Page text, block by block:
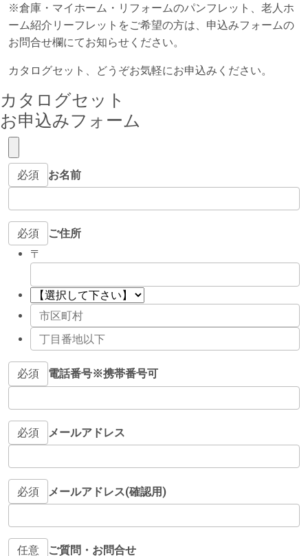
※倉庫・マイホーム・リフォームのパンフレット、老人ホ
ーム紹介リーフレットをご希望の方は、申込みフォームの
お問合せ欄にてお知らせください。
カタログセット、どうぞお気軽にお申込みください。
カタログセット
お申込みフォーム
必須 お名前
必須
ご住所
〒
必須 電話番号※携帯番号可
必須 メールアドレス
必須 メールアドレス(確認用)
任意 ご質問・お問合せ